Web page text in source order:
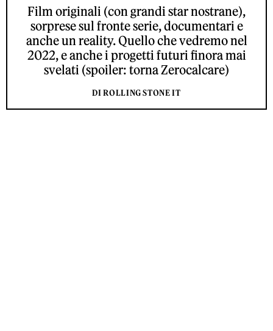
Film originali (con grandi star nostrane),
sorprese sul fronte serie, documentari e
anche un reality. Quello che vedremo nel
2022, e anche i progetti futuri finora mai
svelati (spoiler: torna Zerocalcare)
DI ROLLING STONE IT